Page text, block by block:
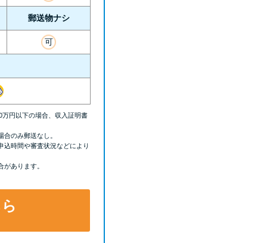
郵送物ナシ
可
円以下の場合、収入証明書
のみ郵送なし。
時間や審査状況などにより
あります。